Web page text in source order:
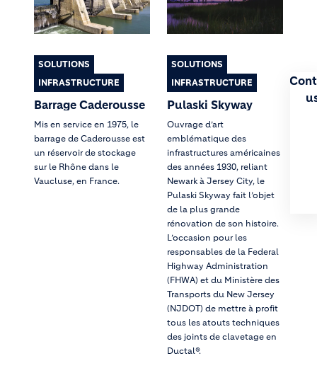
SOLUTIONS
INFRASTRUCTURE
Barrage Caderousse
Mis en service en 1975, le
barrage de Caderousse est
un réservoir de stockage
sur le Rhône dans le
Vaucluse, en France.
SOLUTIONS
INFRASTRUCTURE
Pulaski Skyway
Ouvrage d’art
emblématique des
infrastructures américaines
des années 1930, reliant
Newark à Jersey City, le
Pulaski Skyway fait l’objet
de la plus grande
rénovation de son histoire.
L’occasion pour les
responsables de la Federal
Highway Administration
(FHWA) et du Ministère des
Transports du New Jersey
(NJDOT) de mettre à profit
tous les atouts techniques
des joints de clavetage en
Ductal®.